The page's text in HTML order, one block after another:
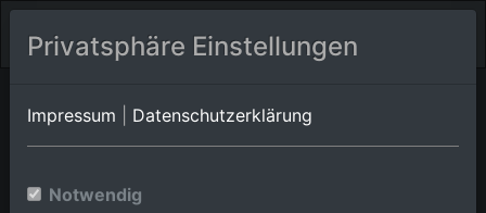
Orts-Album von Weinheim in Baden-Württemberg,Deutschland
Privatsphäre Einstellungen
Impressum Datenschutzerklärung
Notwendig